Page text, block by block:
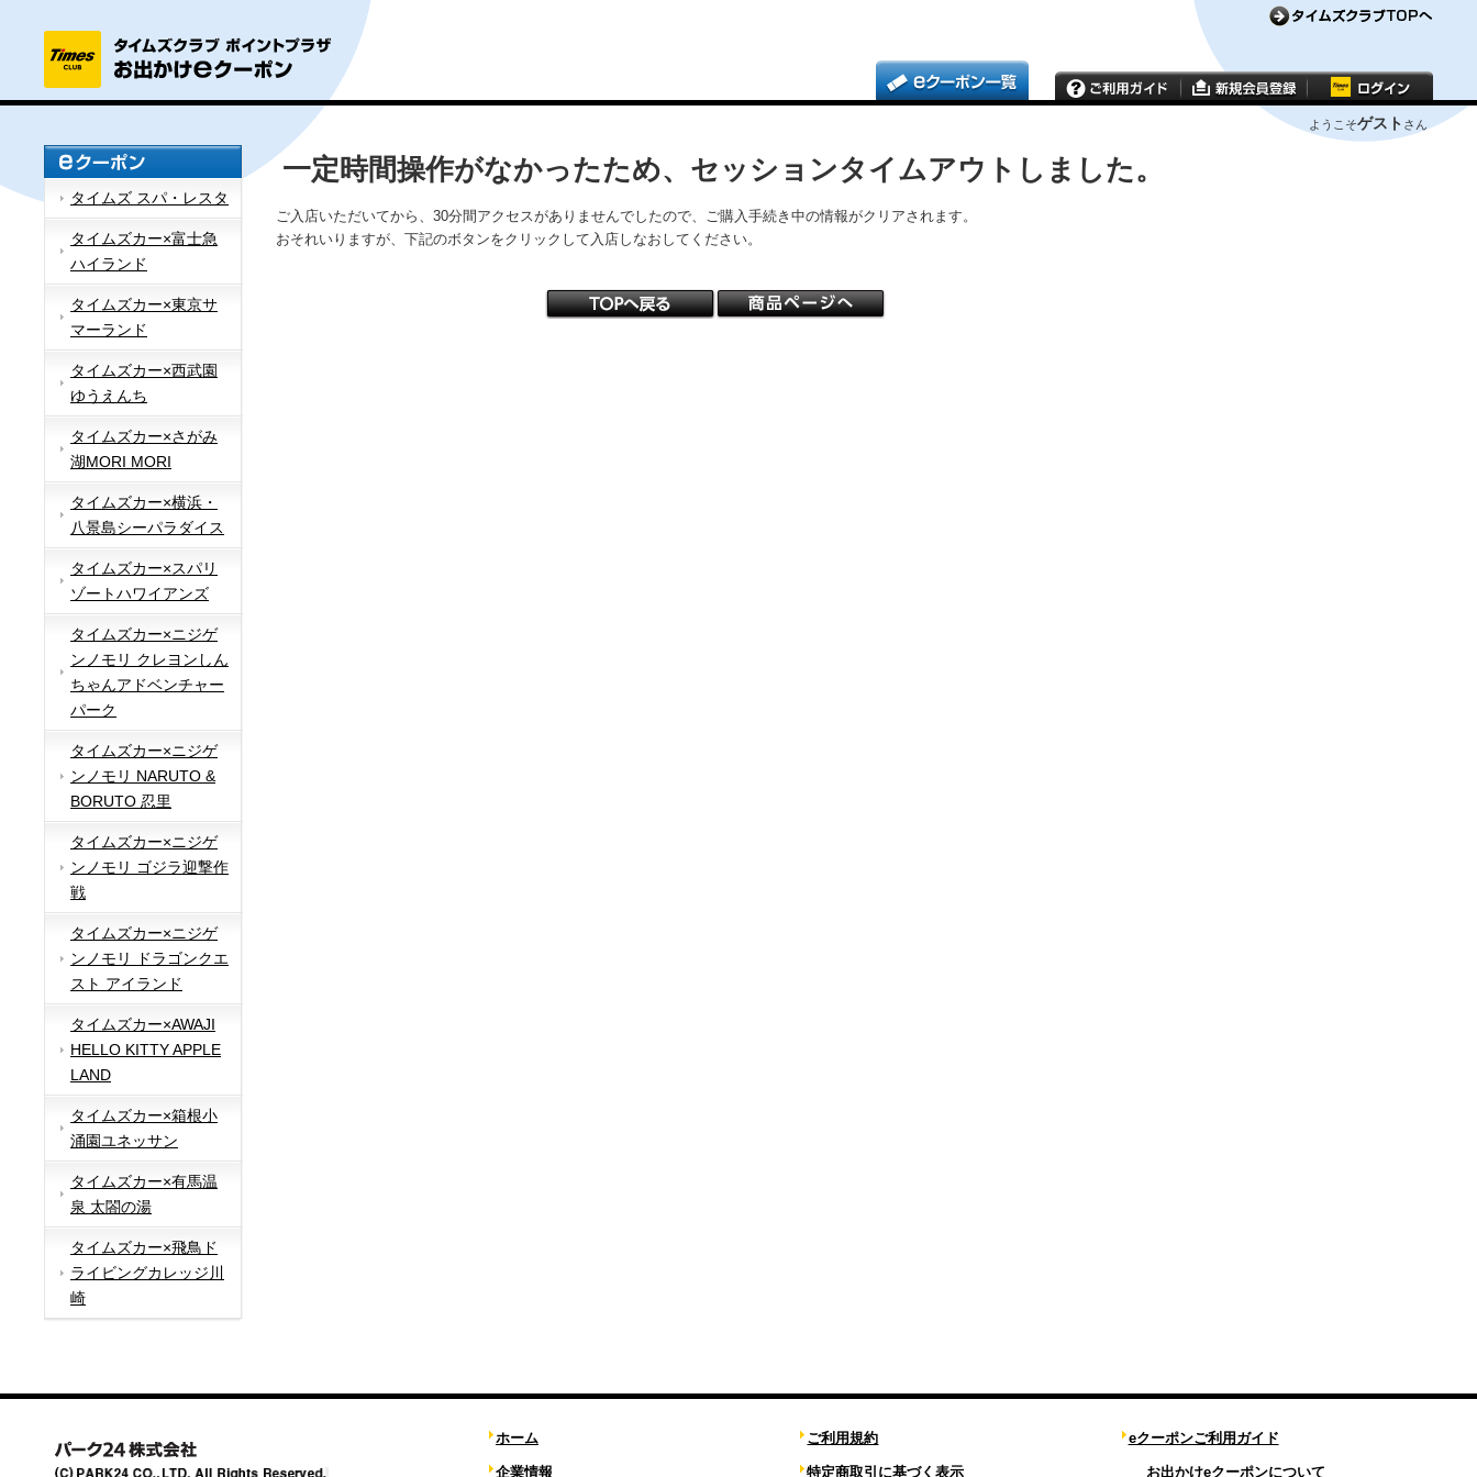
ようこそゲスト さん
タイムズ スパ・レスタ
タイムズカー×富士急
ハイランド
タイムズカー×東京サ
マーランド
タイムズカー×西武園
ゆうえんち
タイムズカー×さがみ
湖MORI MORI
タイムズカー×横浜・
八景島シーパラダイス
タイムズカー×スパリ
ゾートハワイアンズ
タイムズカー×ニジゲ
ンノモリ クレヨンしん
ちゃんアドベンチャー
パーク
タイムズカー×ニジゲ
ンノモリ NARUTO &
BORUTO 忍里
タイムズカー×ニジゲ
ンノモリ ゴジラ迎撃作
戦
タイムズカー×ニジゲ
ンノモリ ドラゴンクエ
スト アイランド
タイムズカー×AWAJI
HELLO KITTY APPLE
LAND
タイムズカー×箱根小
涌園ユネッサン
タイムズカー×有馬温
泉 太閤の湯
タイムズカー×飛鳥ド
ライビングカレッジ川
崎
一定時間操作がなかったため、セッションタイムアウトしました。
ご入店いただいてから、30分間アクセスがありませんでしたので、ご購入手続き中の情報がクリアされます。
おそれいりますが、下記のボタンをクリックして入店しなおしてください。
ホーム
企業情報
ご利用規約
特定商取引に基づく表示
eクーポンご利用ガイド
お出かけeクーポンについて